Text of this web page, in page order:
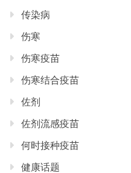
传染病
伤寒
伤寒疫苗
伤寒结合疫苗
佐剂
佐剂流感疫苗
何时接种疫苗
健康话题